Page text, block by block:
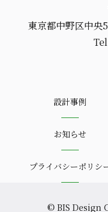
東京都中野区中央
設計事例
お知らせ
プライバシーポリシ
© BIS Design